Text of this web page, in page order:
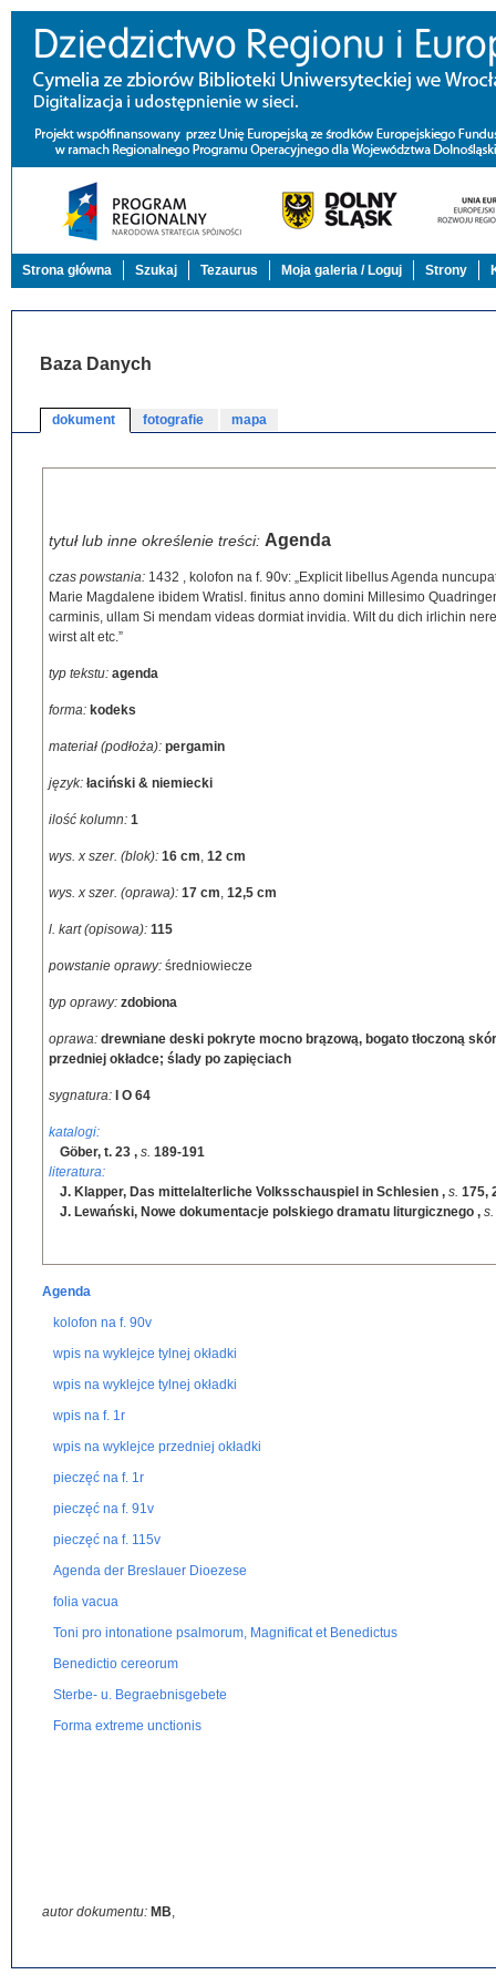
Strona główna Szukaj Tezaurus Moja galeria / Loguj Strony
Baza Danych
dokument fotografie mapa
tytuł lub inne określenie treści: Agenda
czas powstania: 1432 , kolofon na f. 90v: „Explicit libellus Agenda
Marie Magdalene ibidem Wratisl. finitus anno domini Millesimo
carminis, ullam Si mendam videas dormiat invidia. Wilt du dich irlichin
wirst alt etc.”
typ tekstu: agenda
forma: kodeks
materiał (podłoża): pergamin
język: łaciński & niemiecki
ilość kolumn: 1
wys. x szer. (blok): 16 cm, 12 cm
wys. x szer. (oprawa): 17 cm, 12,5 cm
l. kart (opisowa): 115
powstanie oprawy: średniowiecze
typ oprawy: zdobiona
oprawa: drewniane deski pokryte mocno brązową, bogato tłoczoną
przedniej okładce; ślady po zapięciach
sygnatura: I O 64
katalogi:
Göber, t. 23 , s. 189-191
literatura:
J. Klapper, Das mittelalterliche Volksschauspiel in Schlesien , s. 175,
J. Lewański, Nowe dokumentacje polskiego dramatu liturgicznego , s.
Agenda
kolofon na f. 90v
wpis na wyklejce tylnej okładki
wpis na wyklejce tylnej okładki
wpis na f. 1r
wpis na wyklejce przedniej okładki
pieczęć na f. 1r
pieczęć na f. 91v
pieczęć na f. 115v
Agenda der Breslauer Dioezese
folia vacua
Toni pro intonatione psalmorum, Magnificat et Benedictus
Benedictio cereorum
Sterbe- u. Begraebnisgebete
Forma extreme unctionis
autor dokumentu: MB,